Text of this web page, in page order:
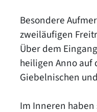
Besondere
zweiläufigen
Über dem
heiligen Anno auf
Giebelnischen
Im Inneren